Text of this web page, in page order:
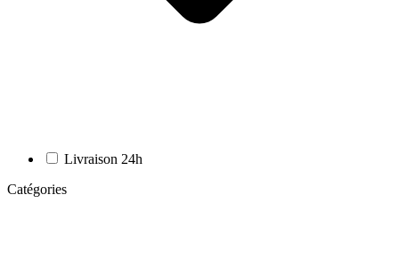
Livraison 24h
Catégories